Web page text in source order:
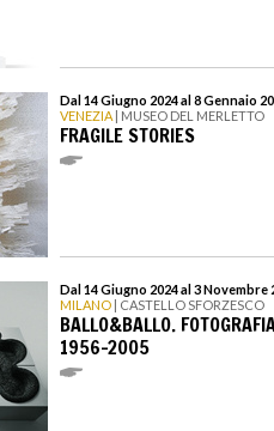
Dal 14 Giugno 2024 al 8 Gennaio
VENEZIA | MUSEO DEL MERLETTO
FRAGILE STORIES
Dal 14 Giugno 2024 al 3 Novembre
MILANO | CASTELLO SFORZESCO
BALLO&BALLO.
1956-2005